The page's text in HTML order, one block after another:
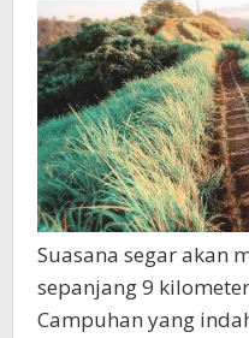
Suasana segar akan
sepanjang 9
Campuhan yang